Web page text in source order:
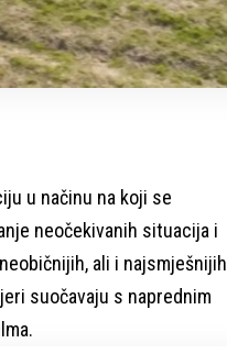
u načinu na koji se
neočekivanih situacija i
ali i najsmješnijih
suočavaju s naprednim